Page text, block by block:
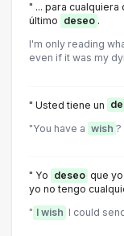
" ... para cualquiera
último deseo .
I'm only reading
even if it was my
" Usted tiene un
"You have a wish ?
" Yo deseo que
yo no tengo
" I wish I could